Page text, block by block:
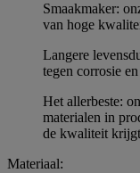
Smaakmaker:
van hoge
Langere
tegen corrosie
Het allerbeste:
materialen in
de kwaliteit
Materiaal: